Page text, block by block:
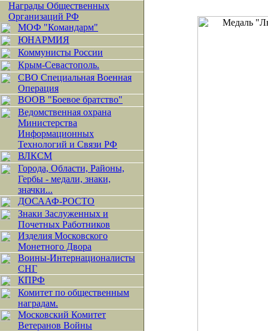
Награды Общественных
Организаций РФ
МОФ "Командарм"
ЮНАРМИЯ
Коммунисты России
Крым-Севастополь.
СВО Специальная Военная
Операция
ВООВ "Боевое братство"
Ведомственная охрана
Министерства
Информационных
Технологий и Связи РФ
ВЛКСМ
Города, Области, Районы,
Гербы - медали, знаки,
значки...
ДОСААФ-РОСТО
Знаки Заслуженных и
Почетных Работников
Изделия Московского
Монетного Двора
Воины-Интернационалисты
СНГ
КПРФ
Комитет по общественным
наградам.
Московский Комитет
Ветеранов Войны